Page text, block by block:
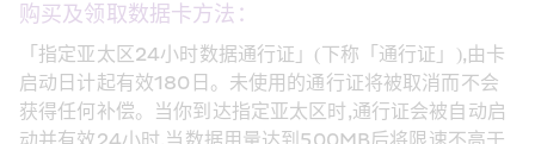
购买及领取数据卡方法：
「指定亚太区24小时数据通行证」(下称「通行证」),由卡
启动日计起有效180日。未使用的通行证将被取消而不会
获得任何补偿。当你到达指定亚太区时,通行证会被自动启